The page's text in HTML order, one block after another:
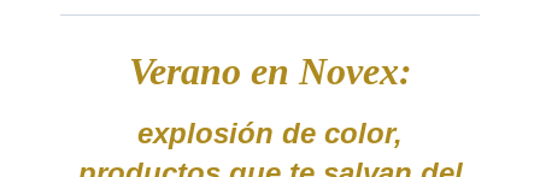
Verano en Novex:
explosión de color,